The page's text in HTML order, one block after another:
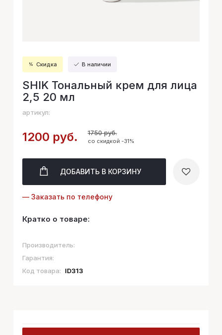
Скидка В наличии
SHIK Тональный крем для лица
2,5 20 мл
артикул:
1200 руб. 1750 руб.
со скидкой -31%
ДОБАВИТЬ В КОРЗИНУ
— Заказать по телефону
Кратко о товаре:
Производитель:
Гарантия:
Код товара:
ID313